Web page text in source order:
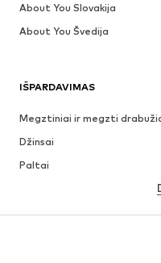
IŠPARDAVIMAS
Megztiniai ir megzti
Džinsai
Paltai
About You Slovakija
About You Švedija